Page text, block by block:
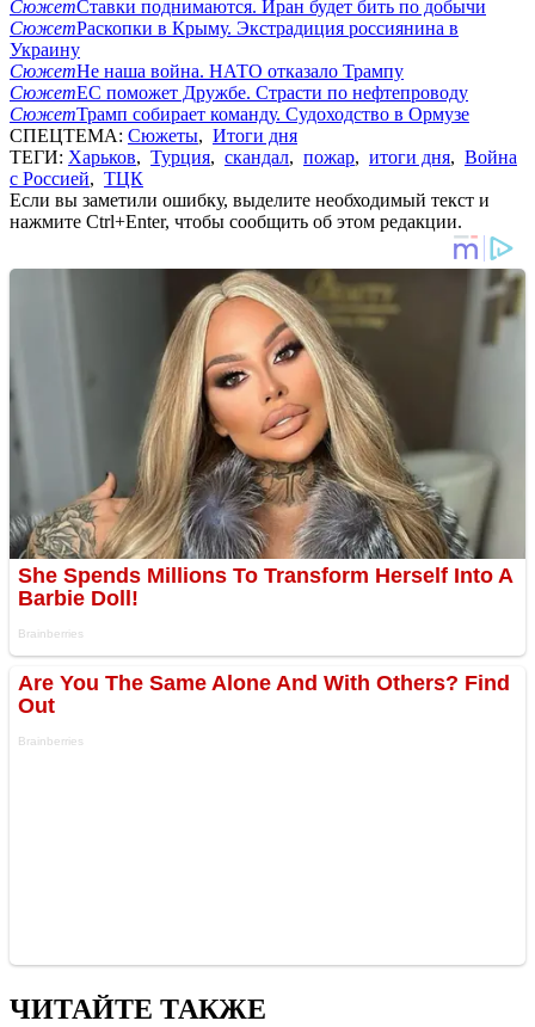
СюжетСтавки поднимаются. Иран будет бить по добычи
СюжетРаскопки в Крыму. Экстрадиция россиянина в
Украину
СюжетНе наша война. НАТО отказало Трампу
СюжетЕС поможет Дружбе. Страсти по нефтепроводу
СюжетТрамп собирает команду. Судоходство в Ормузе
СПЕЦТЕМА: Сюжеты, Итоги дня
ТЕГИ: Харьков, Турция, скандал, пожар, итоги дня, Война
с Россией, ТЦК
Если вы заметили ошибку, выделите необходимый текст и
нажмите Ctrl+Enter, чтобы сообщить об этом редакции.
ЧИТАЙТЕ ТАКЖЕ